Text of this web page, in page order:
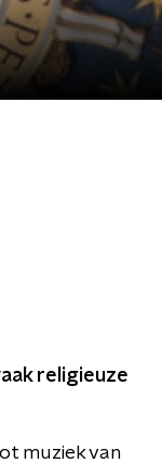
religieuze
muziek van